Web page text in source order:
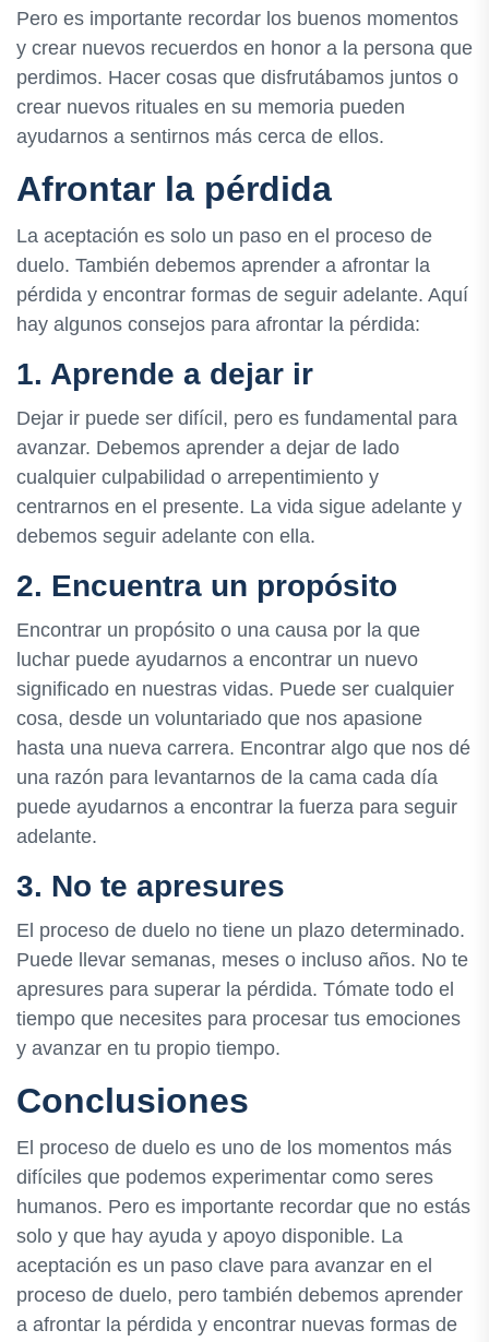
Pero es importante recordar los buenos momentos
y crear nuevos recuerdos en honor a la persona que
perdimos. Hacer cosas que disfrutábamos juntos o
crear nuevos rituales en su memoria pueden
ayudarnos a sentirnos más cerca de ellos.
Afrontar la pérdida
La aceptación es solo un paso en el proceso de
duelo. También debemos aprender a afrontar la
pérdida y encontrar formas de seguir adelante. Aquí
hay algunos consejos para afrontar la pérdida:
1. Aprende a dejar ir
Dejar ir puede ser difícil, pero es fundamental para
avanzar. Debemos aprender a dejar de lado
cualquier culpabilidad o arrepentimiento y
centrarnos en el presente. La vida sigue adelante y
debemos seguir adelante con ella.
2. Encuentra un propósito
Encontrar un propósito o una causa por la que
luchar puede ayudarnos a encontrar un nuevo
significado en nuestras vidas. Puede ser cualquier
cosa, desde un voluntariado que nos apasione
hasta una nueva carrera. Encontrar algo que nos dé
una razón para levantarnos de la cama cada día
puede ayudarnos a encontrar la fuerza para seguir
adelante.
3. No te apresures
El proceso de duelo no tiene un plazo determinado.
Puede llevar semanas, meses o incluso años. No te
apresures para superar la pérdida. Tómate todo el
tiempo que necesites para procesar tus emociones
y avanzar en tu propio tiempo.
Conclusiones
El proceso de duelo es uno de los momentos más
difíciles que podemos experimentar como seres
humanos. Pero es importante recordar que no estás
solo y que hay ayuda y apoyo disponible. La
aceptación es un paso clave para avanzar en el
proceso de duelo, pero también debemos aprender
a afrontar la pérdida y encontrar nuevas formas de